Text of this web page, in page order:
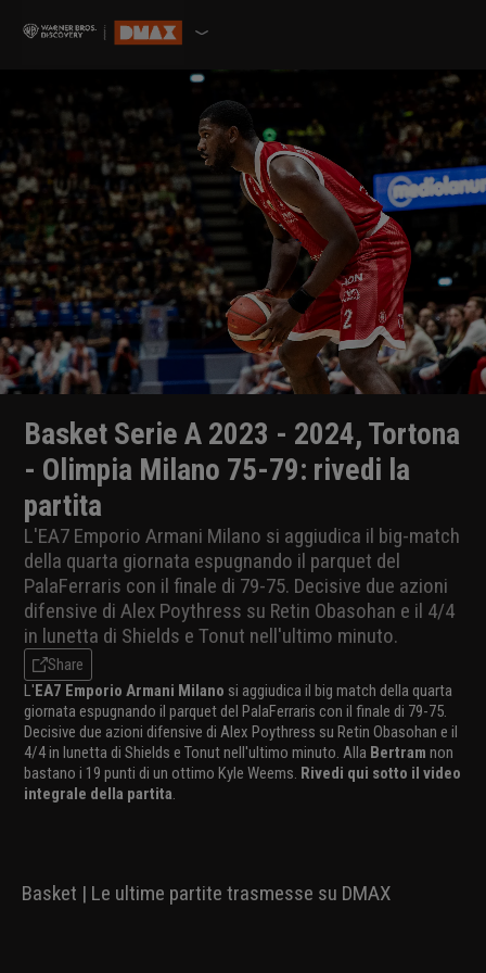
Basket Serie A 2023 - 2024, Tortona
- Olimpia Milano 75-79: rivedi la
partita
L'EA7 Emporio Armani Milano si aggiudica il big-match
della quarta giornata espugnando il parquet del
PalaFerraris con il finale di 79-75. Decisive due azioni
difensive di Alex Poythress su Retin Obasohan e il 4/4
in lunetta di Shields e Tonut nell'ultimo minuto.
Share
L'EA7 Emporio Armani Milano si aggiudica il big match della quarta
giornata espugnando il parquet del PalaFerraris con il finale di 79-75.
Decisive due azioni difensive di Alex Poythress su Retin Obasohan e il
4/4 in lunetta di Shields e Tonut nell'ultimo minuto. Alla Bertram non
bastano i 19 punti di un ottimo Kyle Weems. Rivedi qui sotto il video
integrale della partita.
Basket | Le ultime partite trasmesse su DMAX